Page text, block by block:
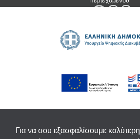
Για να σου εξασφαλίσουμε καλύτερη